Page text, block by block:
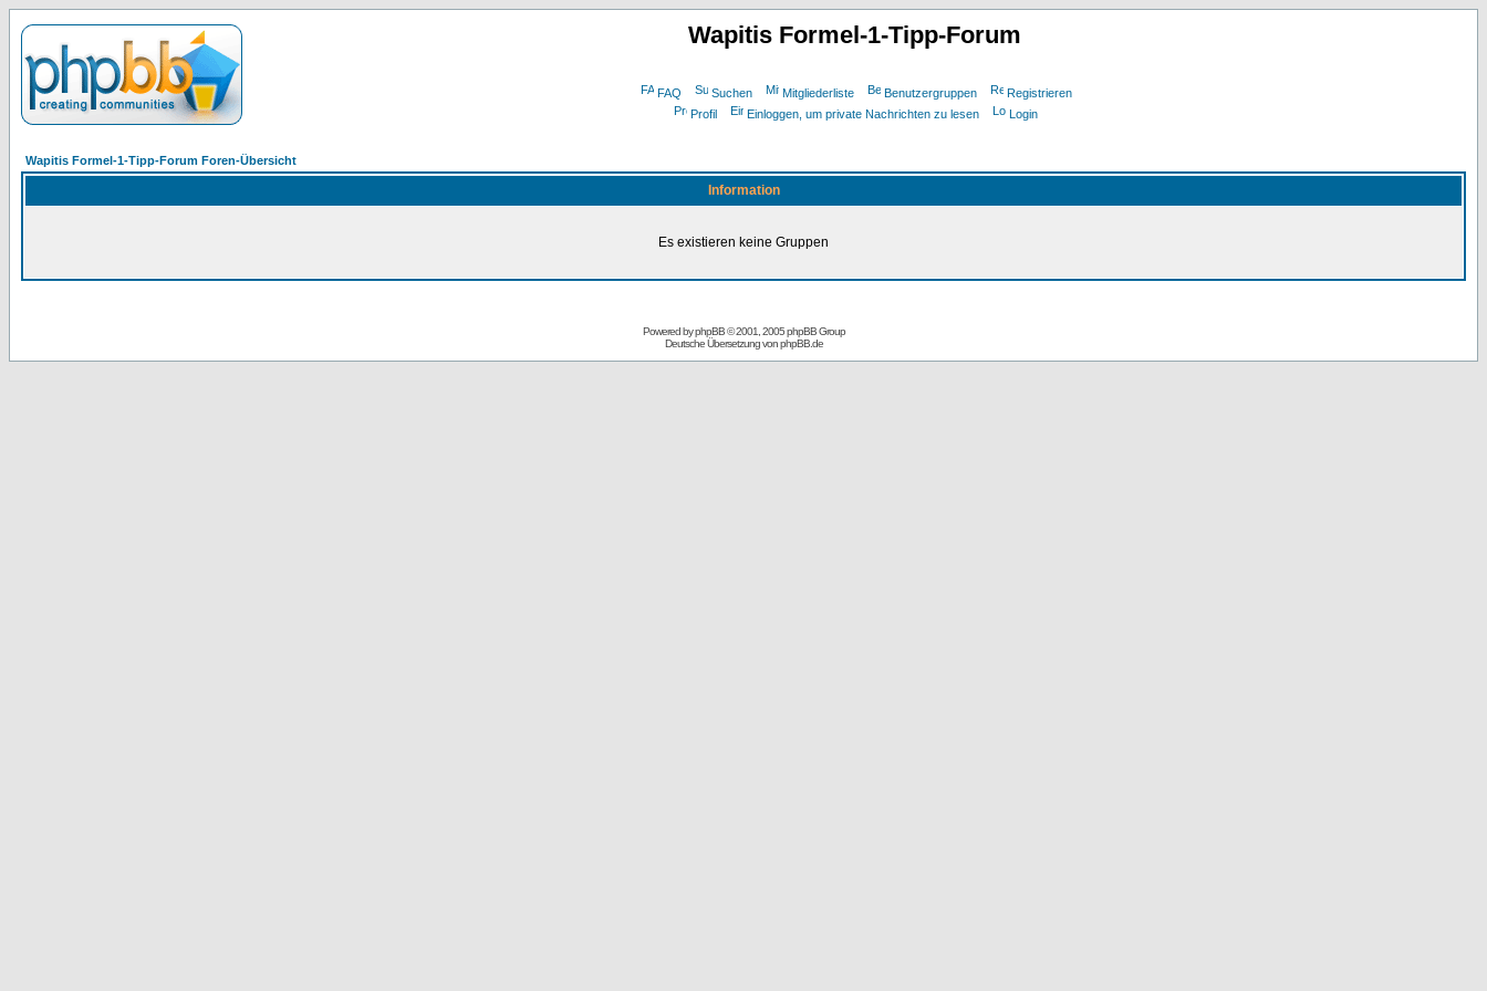
Wapitis Formel-1-Tipp-Forum
FAQ Suchen Mitgliederliste Benutzergruppen
Registrieren
Profil
Einloggen, um private Nachrichten zu lesen Login
Wapitis Formel-1-Tipp-Forum Foren-Übersicht
Information
Es existieren keine Gruppen
Powered byphpBB© 2001, 2005 phpBB Group
Deutsche Übersetzung vonphpBB.de